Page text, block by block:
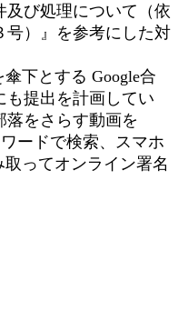
び処理について（依
号）』を参考にした対
下とする Google合
も提出を計画してい
落をさらす動画を
ードで検索、スマホ
ってオンライン署名